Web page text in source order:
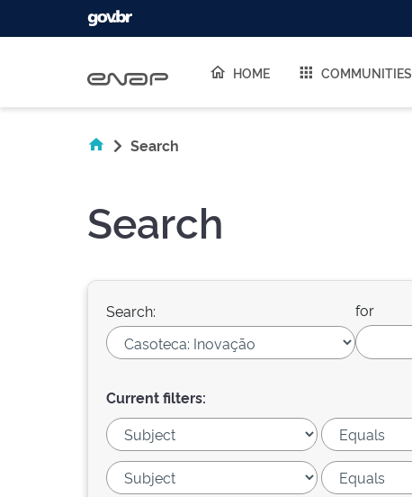
HOME COMMUNITIES
Search
Search
Search: for
Current filters: